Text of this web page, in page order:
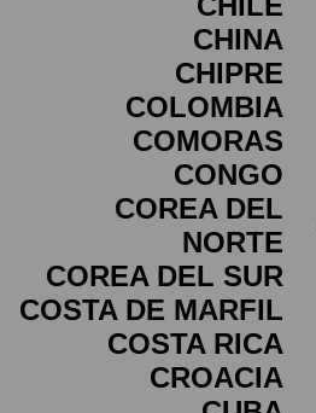
CHINA
CHIPRE
COLOMBIA
COMORAS
CONGO
COREA DEL
NORTE
COREA DEL SUR
COSTA DE MARFIL
COSTA RICA
CROACIA